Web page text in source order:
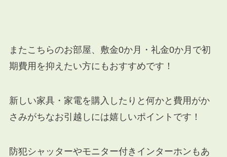
またこちらのお部屋、敷金0か月・礼金0か月で初
期費用を抑えたい方にもおすすめです！
新しい家具・家電を購入したりと何かと費用がか
さみがちなお引越しには嬉しいポイントです！
防犯シャッターやモニター付きインターホンもあ